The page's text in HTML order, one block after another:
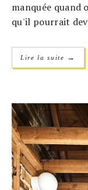
manquée quand
qu'il pourrait
Lire la suite →